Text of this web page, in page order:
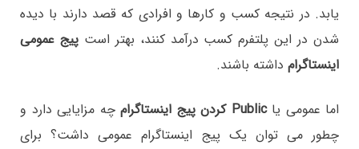
یابد. در نتیجه کسب و کارها و افرادی که قصد دارند با دیده
شدن در این پلتفرم کسب درآمد کنند، بهتر استپیج عمومی
اینستاگرام داشته باشند.
اما عمومی یاPublic کردن پیج اینستاگرام
چه مزایایی دارد و
چطور می توان یک پیج اینستاگرام عمومی داشت؟ برای